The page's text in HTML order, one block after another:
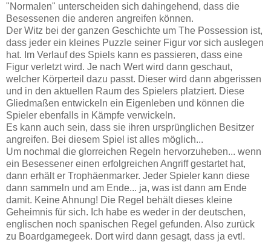
"Normalen" unterscheiden sich dahingehend, dass die
Besessenen die anderen angreifen können.
Der Witz bei der ganzen Geschichte um The Possession ist,
dass jeder ein kleines Puzzle seiner Figur vor sich auslegen
hat. Im Verlauf des Spiels kann es passieren, dass eine
Figur verletzt wird. Je nach Wert wird dann geschaut,
welcher Körperteil dazu passt. Dieser wird dann abgerissen
und in den aktuellen Raum des Spielers platziert. Diese
Gliedmaßen entwickeln ein Eigenleben und können die
Spieler ebenfalls in Kämpfe verwickeln.
Es kann auch sein, dass sie ihren ursprünglichen Besitzer
angreifen. Bei diesem Spiel ist alles möglich...
Um nochmal die glorreichen Regeln hervorzuheben... wenn
ein Besessener einen erfolgreichen Angriff gestartet hat,
dann erhält er Trophäenmarker. Jeder Spieler kann diese
dann sammeln und am Ende... ja, was ist dann am Ende
damit. Keine Ahnung! Die Regel behält dieses kleine
Geheimnis für sich. Ich habe es weder in der deutschen,
englischen noch spanischen Regel gefunden. Also zurück
zu Boardgamegeek. Dort wird dann gesagt, dass ja evtl.